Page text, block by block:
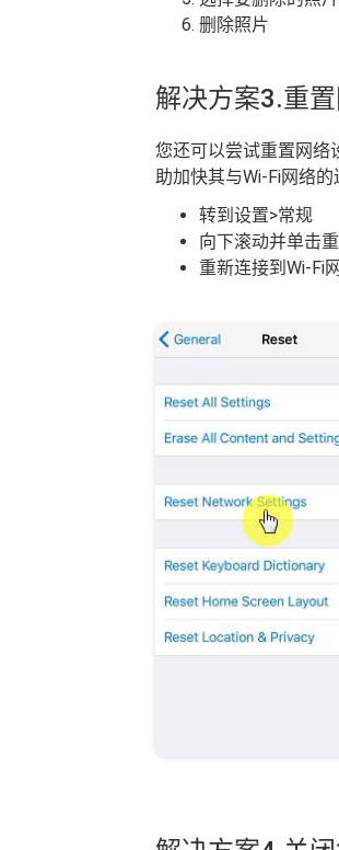
删除照片
解决方案3.重
您还可以尝试重置网络
助加快其与Wi-Fi网络的
转到设置>常规
向下滚动并单击
重新连接到Wi-Fi